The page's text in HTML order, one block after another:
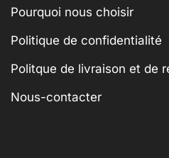
Pourquoi nous choisir
Politique de confidentialité
Politque de livraison et de
Nous-contacter